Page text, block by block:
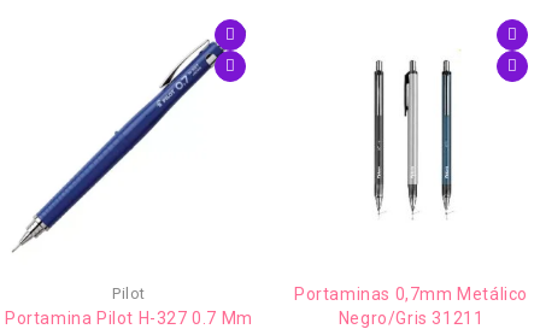
Pilot
Portamina Pilot H-327 0.7 Mm
Portaminas 0,7mm Metálico
Negro/Gris 31211